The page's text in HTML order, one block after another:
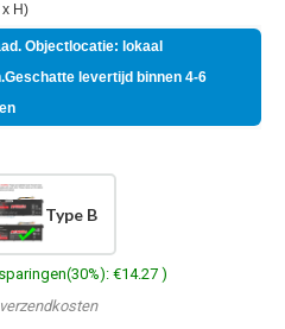
H)
Objectlocatie: lokaal
levertijd binnen 4-6
Type B
€14.27 )